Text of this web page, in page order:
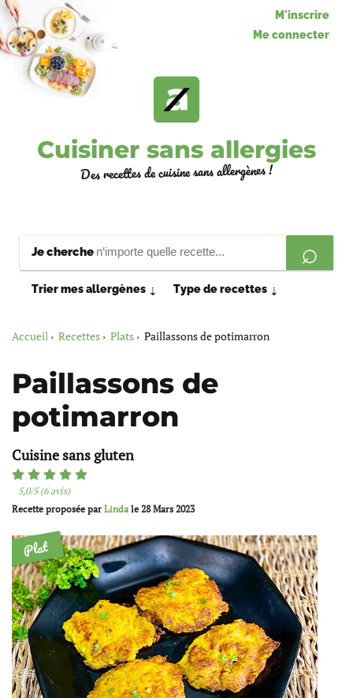
M'inscrire
Me connecter
Cuisiner sans allergies
Des recettes de cuisine sans allergènes !
Je cherche
Trier mes allergènes ⇣ Type de recettes ⇣
Accueil Recettes Plats Paillassons de potimarron
Paillassons de
potimarron
Cuisine sans gluten
5,0/5 (6 avis)
Recette proposée par Linda le 28 Mars 2023
Plat